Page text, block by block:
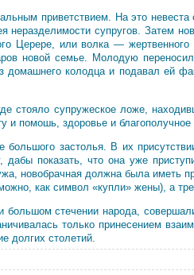
приветствием. На это
супругов. Затем
Церере, или волка —
новой семье. Молодую
колодца и подавал ей
супружеское ложе,
помошь, здоровье и благополучное
застолья. В их
показать, что она уже
новобрачная должна была иметь
как символ «купли» жены), а
стечении народа,
только принесением
долгих столетий.